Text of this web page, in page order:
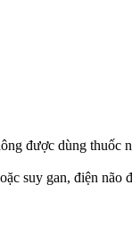
được dùng thuốc
suy gan, điện não